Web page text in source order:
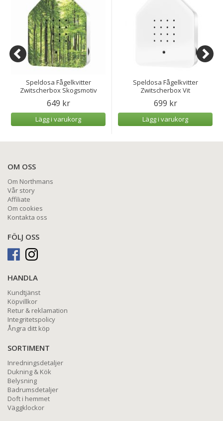
Speldosa Fågelkvitter
Zwitscherbox Skogsmotiv
649 kr
Lägg i varukorg
Speldosa Fågelkvitter
Zwitscherbox Vit
699 kr
Lägg i varukorg
OM OSS
Om Northmans
Vår story
Affiliate
Om cookies
Kontakta oss
FÖLJ OSS
HANDLA
Kundtjänst
Köpvillkor
Retur & reklamation
Integritetspolicy
Ångra ditt köp
SORTIMENT
Inredningsdetaljer
Dukning & Kök
Belysning
Badrumsdetaljer
Doft i hemmet
Väggklockor